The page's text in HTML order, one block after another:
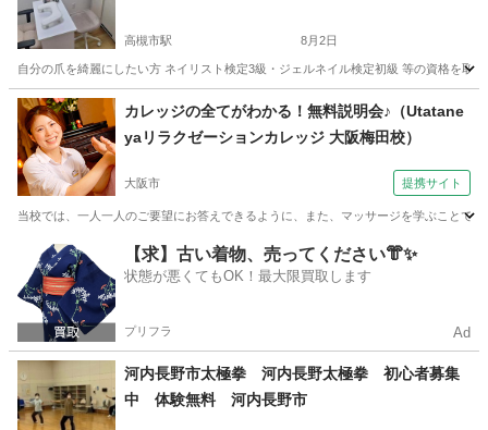
高槻市駅 8月2日
自分の爪を綺麗にしたい方 ネイリスト検定3級・ジェルネイル検定初級 等の資格を取
大阪 高槻市 高槻市駅 ネイル マンツーマン
カレッジの全てがわかる！無料説明会♪（Utatane
yaリラクゼーションカレッジ 大阪梅田校）
大阪市 提携サイト
当校では、一人一人のご要望にお答えできるように、また、マッサージを学ぶことで
大阪 大阪市 マッサージ
【求】古い着物、売ってください👘✨
状態が悪くてもOK！最大限買取します
プリフラ Ad
河内長野市太極拳 河内長野太極拳 初心者募集
中 体験無料 河内長野市